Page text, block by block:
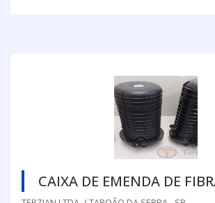
CAIXA DE EMENDA DE